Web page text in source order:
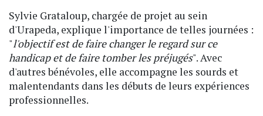
Sylvie Grataloup, chargée de projet au sein
d'Urapeda, explique l'importance de telles journées :
"l'objectif est de faire changer le regard sur ce
handicap et de faire tomber les préjugés". Avec
d'autres bénévoles, elle accompagne les sourds et
malentendants dans les débuts de leurs expériences
professionnelles.